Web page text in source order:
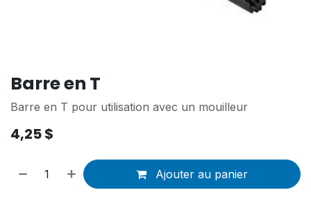
Barre en T
Barre en T pour utilisation avec un mouilleur
4,25$
Ajouter au panier